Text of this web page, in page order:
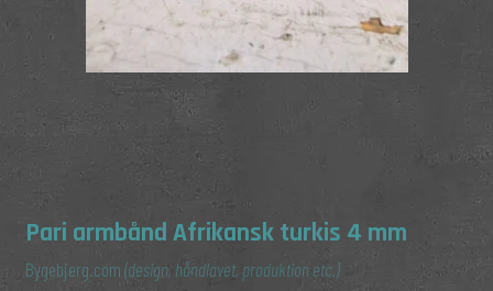
Pari armbånd Afrikansk turkis 4 mm
Bygebjerg.com(design, håndlavet, produktion etc.)